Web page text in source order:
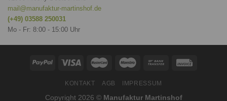
mail@manufaktur-martinshof.de
(+49) 03588 250031
Mo - Fr: 8:00 - 15:00 Uhr
KONTAKT AGB IMPRESSUM
Copyright 2026 © Manufaktur Martinshof